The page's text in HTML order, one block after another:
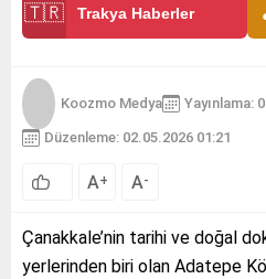
🇹🇷 Trakya Haberler
Koozmo Medya Yayınlama:
Düzenleme: 02.05.2026 01:21
A+ A-
Çanakkale’nin tarihi ve doğal
yerlerinden biri olan Adatepe